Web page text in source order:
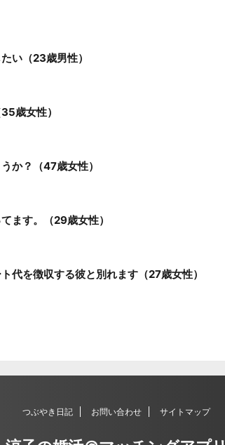
い（23歳男性）
歳女性）
か？（47歳女性）
ます。（29歳女性）
代を徴収する彼と別れます（27歳女性）
つぶやき日記 お問い合わせ サイトマップ